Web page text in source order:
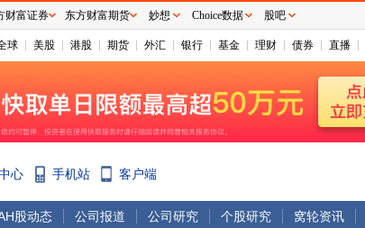
球 美股 港股 期货 外汇 银行 基金 理财 债券 直播
心 手机站 客户端
股动态 公司报道 公司研究 个股研究 窝轮资讯
财富证券 东方财富期货 妙想 Choice数据 股吧